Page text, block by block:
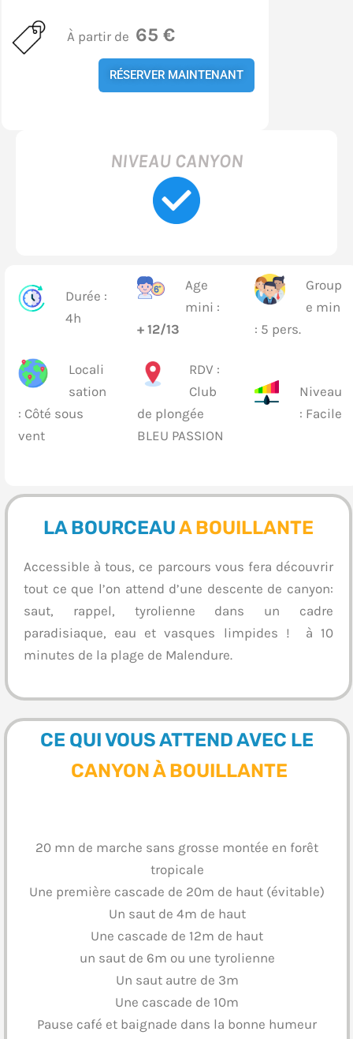
À partir de 65 €
RÉSERVER MAINTENANT
NIVEAU CANYON
Durée :
4h
Age
mini :
+ 12/13
Group
e min
: 5 pers.
Locali
sation
: Côté sous
vent
RDV :
Club
de plongée
BLEU PASSION
Niveau
: Facile
LA BOURCEAUA BOUILLANTE
Accessible à tous, ce parcours vous fera découvrir
tout ce que l’on attend d’une descente de canyon:
saut, rappel, tyrolienne dans un cadre
paradisiaque, eau et vasques limpides ! à 10
minutes de la plage de Malendure.
CE QUI VOUS ATTEND AVEC LE
CANYON À BOUILLANTE
20 mn de marche sans grosse montée en forêt
tropicale
Une première cascade de 20m de haut (évitable)
Un saut de 4m de haut
Une cascade de 12m de haut
un saut de 6m ou une tyrolienne
Un saut autre de 3m
Une cascade de 10m
Pause café et baignade dans la bonne humeur